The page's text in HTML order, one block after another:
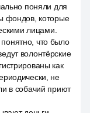
поняли для
фондов, которые
лицами.
что было
волонтёрские
как
не
в собачий приют